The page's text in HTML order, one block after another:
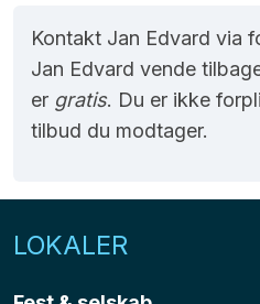
Kontakt Jan Edvard via
Jan Edvard vende
er gratis. Du er ikke
tilbud du modtager.
LOKALER